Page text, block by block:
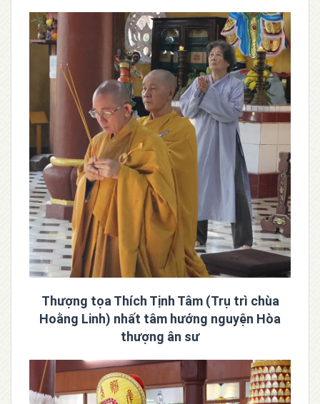
Thượng tọa Thích Tịnh Tâm (Trụ trì chùa
Hoằng Linh) nhất tâm hướng nguyện Hòa
thượng ân sư